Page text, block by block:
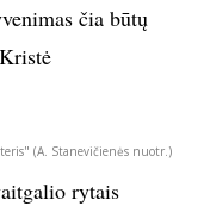
čia būtų
(A. Stanevičienės nuotr.)
rytais